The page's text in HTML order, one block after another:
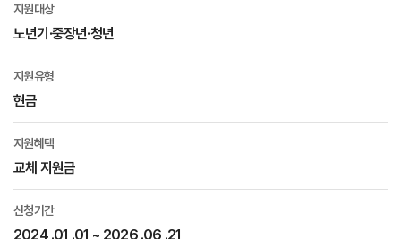
지원대상
노년기·중장년·청년
지원유형
현금
지원혜택
교체 지원금
신청기간
2024 .01 .01 ~ 2026 .06 .21